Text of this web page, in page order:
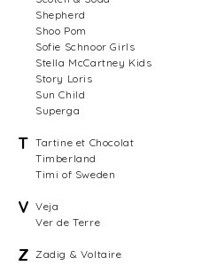
Shepherd
Shoo Pom
Sofie Schnoor Girls
Stella McCartney Kids
Story Loris
Sun Child
Superga
T Tartine et Chocolat
Timberland
Timi of Sweden
V Veja
Ver de Terre
Z Zadig & Voltaire